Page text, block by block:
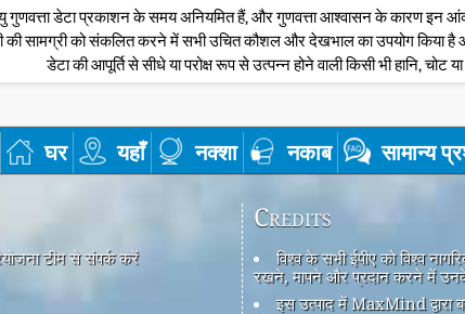
गुणवत्ता डेटा प्रकाशन के समय अनियमित हैं, और गुणवत्ता आश्वासन के कारण इन
की सामग्री को संकलित करने में सभी उचित कौशल और देखभाल का उपयोग किया है
डेटा की आपूर्ति से सीधे या परोक्ष रूप से उत्पन्न होने वाली किसी भी हानि, चोट
घर यहाँ नक्शा नकाब सामान्य
टीम से संपर्क करें
Credits
विश्व के सभी ईपीए को विश्व
रखने, मापने और प्रदान करने में
इस उत्पाद में MaxMind द्वारा